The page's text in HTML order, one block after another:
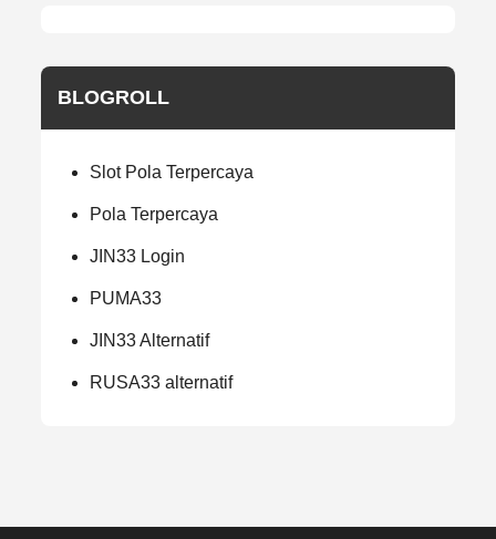
BLOGROLL
Slot Pola Terpercaya
Pola Terpercaya
JIN33 Login
PUMA33
JIN33 Alternatif
RUSA33 alternatif